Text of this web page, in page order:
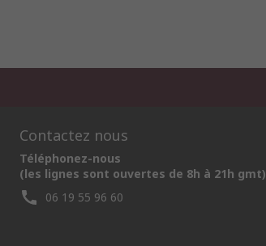
Contactez nous
Téléphonez-nous
(les lignes sont ouvertes de 8h à 21h gmt)
06 19 55 96 60